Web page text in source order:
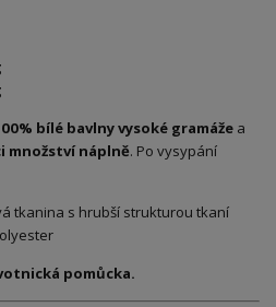
bílé bavlny vysoké gramáže a
množství náplně. Po vysypání
tkanina s hrubší strukturou tkaní
pomůcka.